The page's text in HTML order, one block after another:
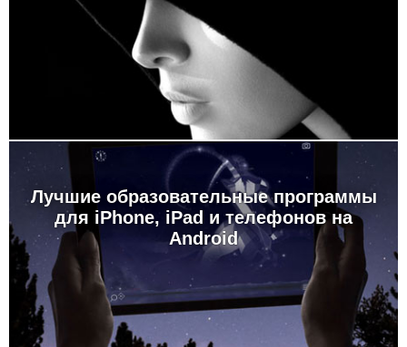
Лучшие образовательные программы
для iPhone, iPad и телефонов на
Android